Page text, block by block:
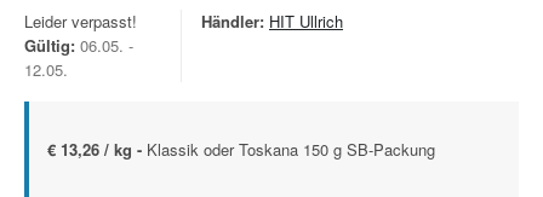
Leider verpasst!
Gültig: 06.05. -
12.05.
Händler: HIT Ullrich
€ 13,26 / kg - Klassik oder Toskana 150 g SB-Packung